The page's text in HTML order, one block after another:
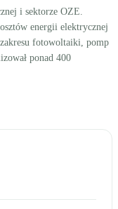
i sektorze OZE.
energii elektrycznej
fotowoltaiki, pomp
ponad 400